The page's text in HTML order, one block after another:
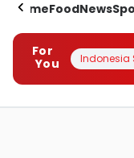
HomeFoodNews
For
You
Indonesia